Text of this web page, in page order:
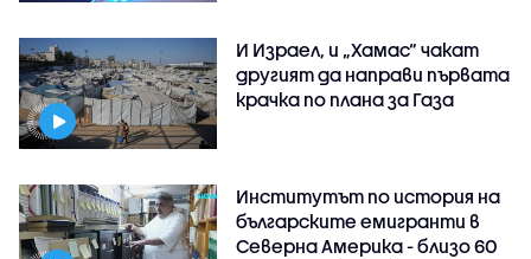
И Израел, и „Хамас“ чакат
другият да направи първата
крачка по плана за Газа
Институтът по история на
българските емигранти в
Северна Америка - близо 60